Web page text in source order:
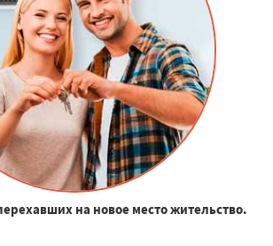
на новое место жительство.